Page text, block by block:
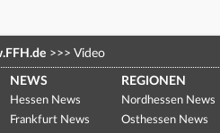
>>> Video
NEWS
Hessen News
Frankfurt News
REGIONEN
Nordhessen News
Osthessen News